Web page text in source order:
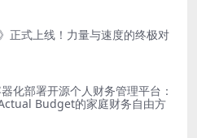
正式上线！力量与速度的终极对
化部署开源个人财务管理平台：
Budget的家庭财务自由方